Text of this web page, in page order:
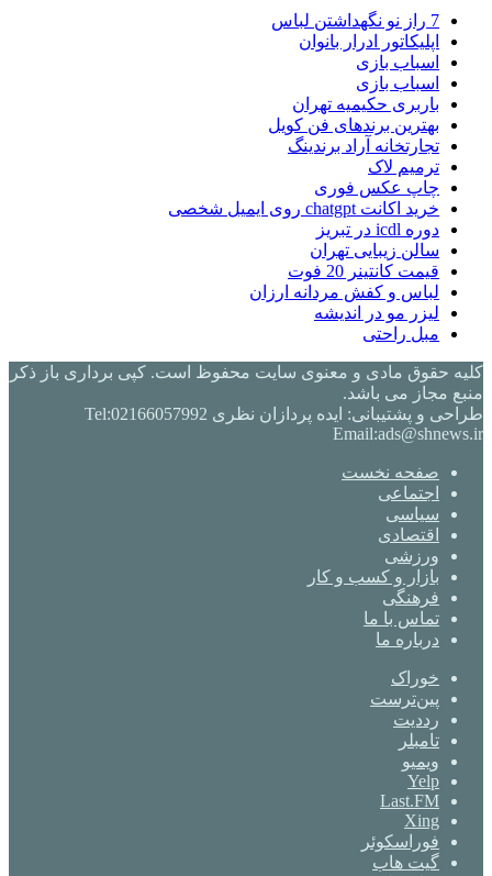
7 راز نو نگهداشتن لباس
اپلیکاتور ادرار بانوان
اسباب بازی
اسباب بازی
باربری حکیمیه تهران
بهترین برندهای فن کویل
تجارتخانه آراد برندینگ
ترمیم لاک
چاپ عکس فوری
خرید اکانت chatgpt روی ایمیل شخصی
دوره icdl در تبریز
سالن زیبایی تهران
قیمت کانتینر 20 فوت
لباس و کفش مردانه ارزان
لیزر مو در اندیشه
مبل راحتی
کلیه حقوق مادی و معنوی سایت محفوظ است. کپی برداری باز ذکر
منبع مجاز می باشد.
طراحی و پشتیبانی: ایده پردازان نظری Tel:02166057992
Email:ads@shnews.ir
صفحه نخست
اجتماعی
سیاسی
اقتصادی
ورزشی
بازار و کسب و کار
فرهنگی
تماس با ما
درباره ما
خوراک
‫پین‌ترست
‫رددیت
‫تامبلر
ویمیو
Yelp
Last.FM
Xing
فوراسکوئر
گیت ‌هاب